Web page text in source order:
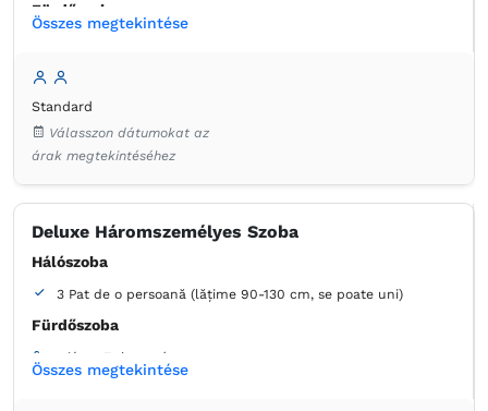
Fürdőszoba
Szekrény
Ingyenes pipereholmi
Összes megtekintése
Standard
Válasszon dátumokat az
árak megtekintéséhez
Deluxe Háromszemélyes Szoba
Hálószoba
3 Pat de o persoană (lățime 90-130 cm, se poate uni)
Fürdőszoba
saját - Zuhanyzó
Összes megtekintése